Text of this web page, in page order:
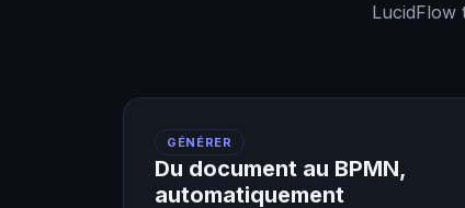
LucidFlow
GÉNÉRER
Du document au BPMN,
automatiquement